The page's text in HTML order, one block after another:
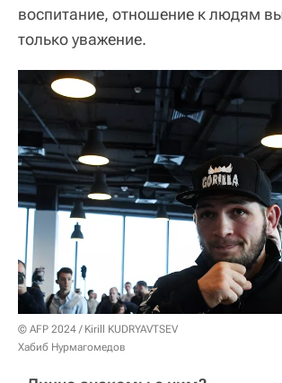
воспитание, отношение к людям
только уважение.
© AFP 2024 / Kirill KUDRYAVTSEV
Хабиб Нурмагомедов